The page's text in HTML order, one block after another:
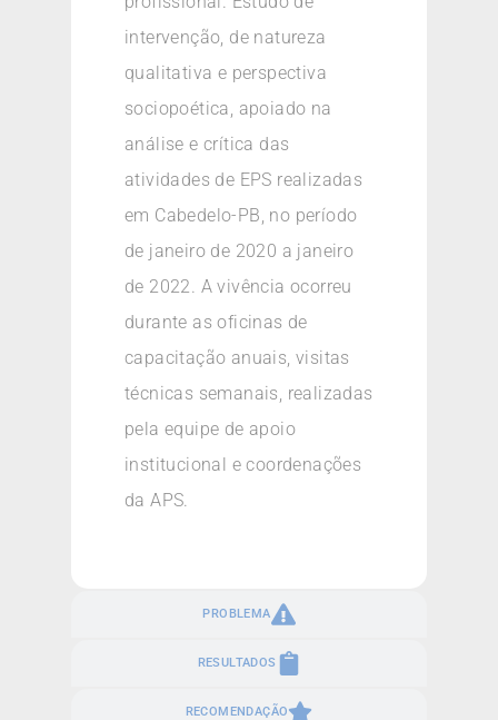
PROBLEMA
RESULTADOS
RECOMENDAÇÃO
intervenção, de natureza
qualitativa e perspectiva
sociopoética, apoiado na
análise e crítica das
atividades de EPS realizadas
em Cabedelo-PB, no período
de janeiro de 2020 a janeiro
de 2022. A vivência ocorreu
durante as oficinas de
capacitação anuais, visitas
técnicas semanais, realizadas
pela equipe de apoio
institucional e coordenações
da APS.